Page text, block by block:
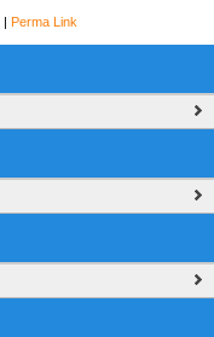
Perma Link